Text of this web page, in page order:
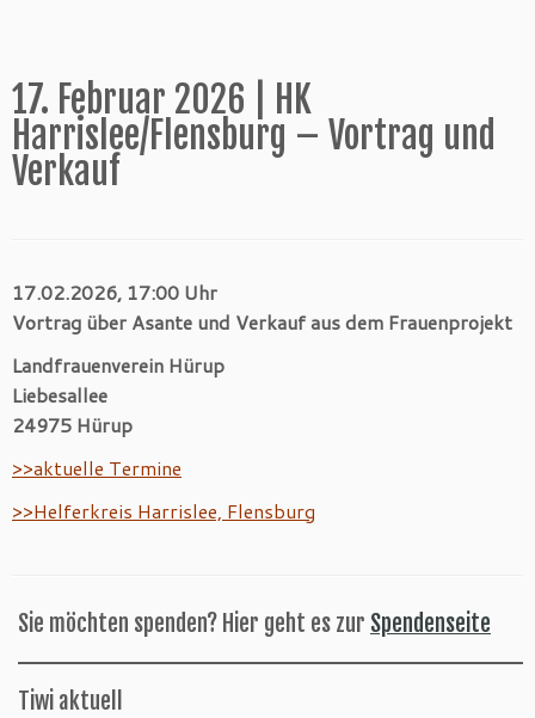
17. Februar 2026 | HK
Harrislee/Flensburg – Vortrag und
Verkauf
17.02.2026, 17:00 Uhr
Vortrag über Asante und Verkauf aus dem Frauenprojekt
Landfrauenverein Hürup
Liebesallee
24975 Hürup
>>aktuelle Termine
>>Helferkreis Harrislee, Flensburg
Sie möchten spenden? Hier geht es zur Spendenseite
Tiwi aktuell